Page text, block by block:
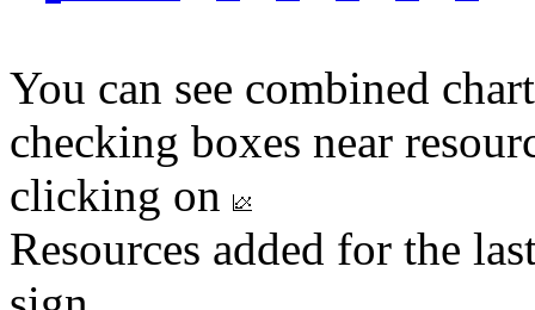
You can see combined
checking boxes near
clicking on
Resources added for the